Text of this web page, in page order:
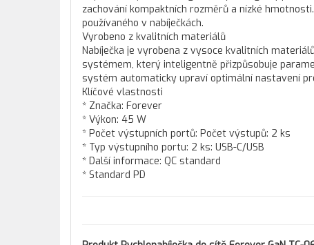
zachování kompaktních rozměrů a nízké
používaného v nabíječkách.
Vyrobeno z kvalitních materiálů
Nabíječka je vyrobena z vysoce kvalitních
systémem, který inteligentně přizpůsobuje
systém automaticky upraví optimální nastavení
Klíčové vlastnosti
* Značka: Forever
* Výkon: 45 W
* Počet výstupních portů: Počet výstupů: 2 ks
* Typ výstupního portu: 2 ks: USB-C/USB
* Další informace: QC standard
* Standard PD